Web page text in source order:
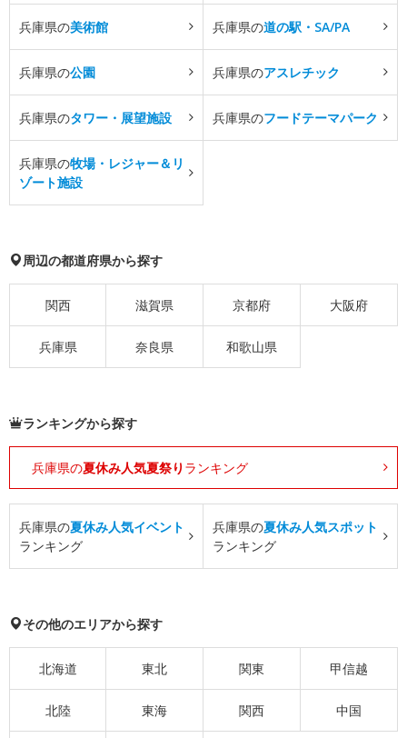
兵庫県の美術館 兵庫県の道の駅・SA/PA
兵庫県の公園 兵庫県のアスレチック
兵庫県のタワー・展望施設 兵庫県のフードテーマパーク
兵庫県の牧場・レジャー＆リ
ゾート施設
周辺の都道府県から探す
関西 滋賀県 京都府 大阪府
兵庫県 奈良県 和歌山県
ランキングから探す
兵庫県の夏休み人気夏祭り ランキング
兵庫県の夏休み人気イベント
ランキング
兵庫県の夏休み人気スポット
ランキング
その他のエリアから探す
北海道 東北 関東 甲信越
北陸 東海 関西 中国